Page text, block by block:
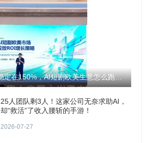
月产1000部、ROI稳定在150%，AI短剧欧美生意怎么跑通？
25人团队剩3人！这家公司无奈求助AI，
却“救活”了收入腰斩的手游！
2026-07-27